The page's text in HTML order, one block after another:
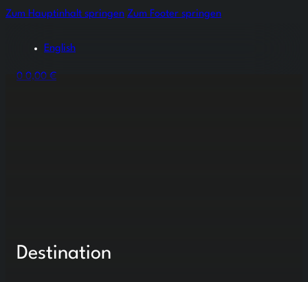
Zum Hauptinhalt springen Zum Footer springen
English
0 0,00 €
Destination